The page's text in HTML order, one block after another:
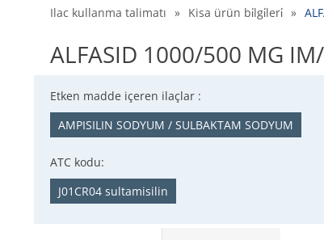
Ilac kullanma talimatı » Kisa ürün bi̇lgi̇leri̇ »
ALFASID 1000/500 MG
Etken madde içeren ilaçlar :
AMPISILIN SODYUM / SULBAKTAM SODYUM
ATC kodu:
J01CR04 sultamisilin